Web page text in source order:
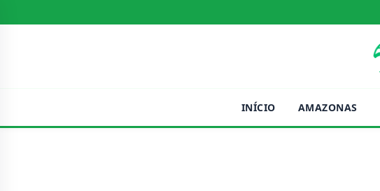
INÍCIO AMAZONAS